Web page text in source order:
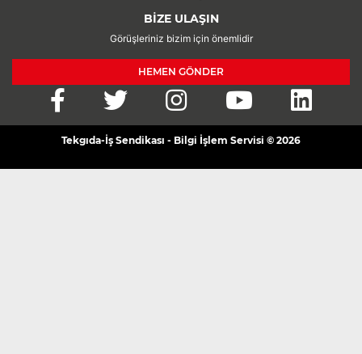
BİZE ULAŞIN
Görüşleriniz bizim için önemlidir
HEMEN GÖNDER
Tekgıda-İş Sendikası - Bilgi İşlem Servisi © 2026